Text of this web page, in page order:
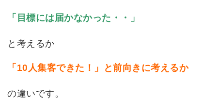
「目標には届かなかった・・」
と考えるか
「10人集客できた！」と前向きに考えるか
の違いです。